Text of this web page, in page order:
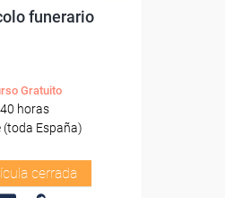
funerario
Gratuito
40 horas
(toda España)
cerrada